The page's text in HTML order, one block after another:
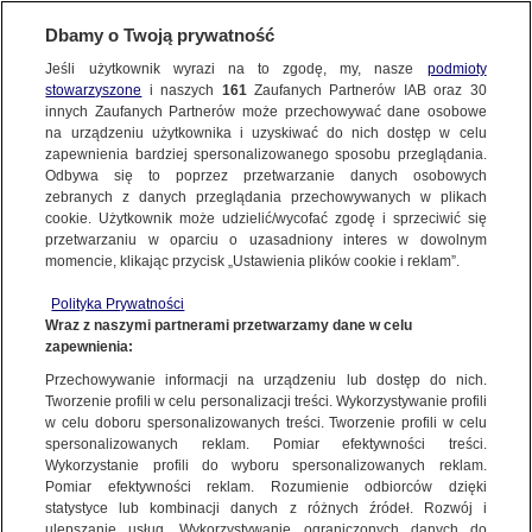
KONTAKT24
Wyślij Materiał
WYŚLIJ MATERIAŁ
NAJNOWSZE
GORĄCE TEMATY
WIĘCEJ
KANAŁY
Dzień dobry!
Jedno konto do wszystkich usług
KONTAKT24|NAJNOWSZE
MATERIAŁ UŻYTKOWNIKA
Pełnia Błękitnego Księżyca, Kujawy
Pełnia Błękitnego Księżyca, Kujawy | Kontakt24 /
Włodzimierz
Dbamy o Twoją prywatność
Jeśli użytkownik wyrazi na to zgodę, my, nasze podmioty
stowarzyszone i naszych 161Zaufanych Partnerów IAB oraz 30
innych Zaufanych Partnerów może przechowywać dane osobowe
na urządzeniu użytkownika i uzyskiwać do nich dostęp w celu
zapewnienia bardziej spersonalizowanego sposobu przeglądania.
Odbywa się to poprzez przetwarzanie danych osobowych
zebranych z danych przeglądania przechowywanych w plikach
cookie. Użytkownik może udzielić/wycofać zgodę i sprzeciwić się
przetwarzaniu w oparciu o uzasadniony interes w dowolnym
momencie, klikając przycisk „Ustawienia plików cookie i reklam”.
Polityka Prywatności
Wraz z naszymi partnerami przetwarzamy dane w celu
zapewnienia:
Przechowywanie informacji na urządzeniu lub dostęp do nich.
Tworzenie profili w celu personalizacji treści. Wykorzystywanie profili
w celu doboru spersonalizowanych treści. Tworzenie profili w celu
spersonalizowanych reklam. Pomiar efektywności treści.
Wykorzystanie profili do wyboru spersonalizowanych reklam.
Pomiar efektywności reklam. Rozumienie odbiorców dzięki
statystyce lub kombinacji danych z różnych źródeł. Rozwój i